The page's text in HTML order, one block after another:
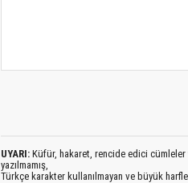
UYARI: Küfür, hakaret, rencide edici cümleler
yazılmamış,
Türkçe karakter kullanılmayan ve büyük